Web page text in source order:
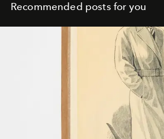
Recommended posts for you